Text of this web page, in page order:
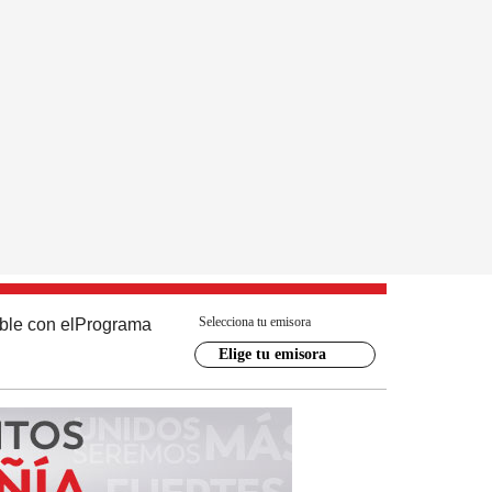
con el Programa Selecciona tu emisora
Elige tu emisora